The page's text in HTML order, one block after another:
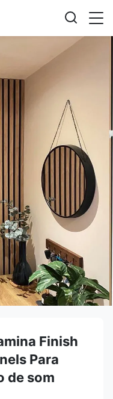
Finish
Para
de som